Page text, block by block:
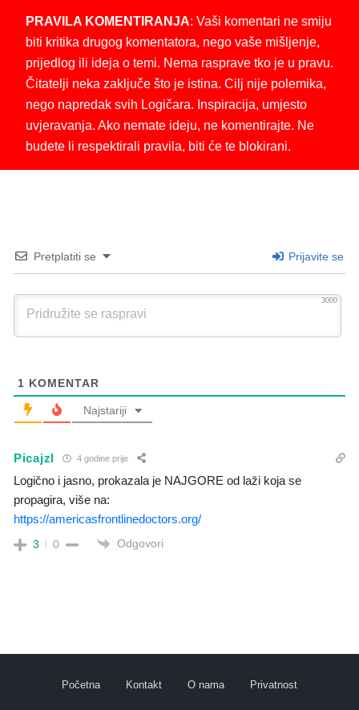
PRAVILA KOMENTIRANJA: Vaši komentari ne smiju
biti kritika drugog komentatora, nego vaše mišljenje,
prijedlog ili ideja o temi. Nema rasprave tko je u pravu.
Čitatelji neka zaključe što je istina. Cilj nije polemika,
nego napredak svih Logičara. Inspiracija, umjesto
uvjeravanja. Ako nemate ideju, ne komentirajte. Ne
budete li respektirali pravila, biti će te blokirani.
Pretplatiti se Prijavite se
3000
1 KOMENTAR
Najstariji
Picajzl 4 godine prije
Logično i jasno, prokazala je NAJGORE od laži koja se
propagira, više na:
https://americasfrontlinedoctors.org/
3 0 Odgovori
Početna Kontakt O nama Privatnost